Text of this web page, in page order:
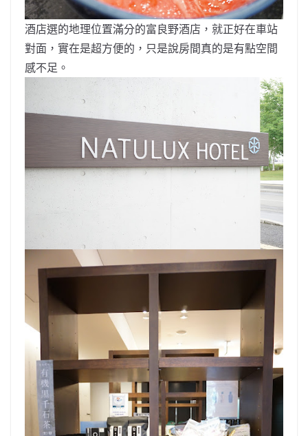
酒店選的地理位置滿分的富良野酒店，就正好在車站
對面，實在是超方便的，只是說房間真的是有點空間
感不足。